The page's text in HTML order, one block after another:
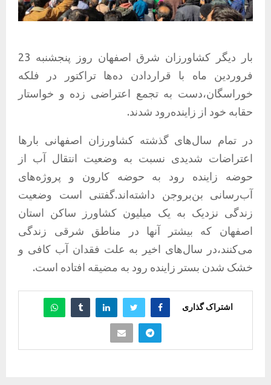
بار دیگر کشاورزان شرق اصفهان روز پنجشنبه 23
فروردین ماه با قراردادن ده‌ها تراکتور در فلکه
خوراسگان،دست به تجمع اعتراضی زده و خواستار
حقابه خود از زاینده‌رود شدند.
در تمام سال‌های گذشته کشاورزان اصفهانی بارها
اعتراضات شدیدی نسبت به وضعیت انتقال آب از
حوضه زاینده رود به حوضه کارون و پروژه‌های
آب‌رسانی بن‌بروجن داشته‌اند.گفتنی است وضعیت
زندگی نزدیک به یک میلیون کشاورز ساکن استان
اصفهان که بیشتر آنها در مناطق شرقی زندگی
می‌کنند،در سال‌های اخیر به علت فقدان آب کافی و
خشک شدن بستر زاینده رود به مضیقه افتاده است.
اشتراک گذاری